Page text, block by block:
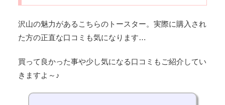
沢山の魅力があるこちらのトースター。実際に購入され
た方の正直な口コミも気になります…
買って良かった事や少し気になる口コミもご紹介してい
きますよ～♪